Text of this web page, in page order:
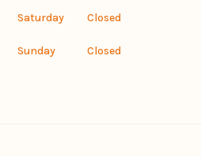
Saturday Closed
Sunday Closed